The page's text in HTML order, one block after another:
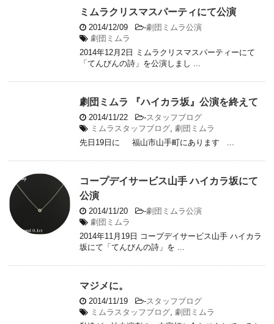
ミムラクリスマスパーティにて公演
2014/12/09 -劇団ミムラ公演
劇団ミムラ
2014年12月2日 ミムラクリスマスパーティーにて
「てんびんの詩」を公演しまし ...
劇団ミムラ 『ハイカラ坂』公演を終えて
2014/11/22 -スタッフブログ
ミムラスタッフブログ 劇団ミムラ
先日19日に 福山市山手町にあります ...
コープデイサービス山手 ハイカラ坂にて
公演
2014/11/20 -劇団ミムラ公演
劇団ミムラ
2014年11月19日 コープデイサービス山手 ハイカラ
坂にて「てんびんの詩」を ...
マジメに。
2014/11/19 -スタッフブログ
ミムラスタッフブログ 劇団ミムラ